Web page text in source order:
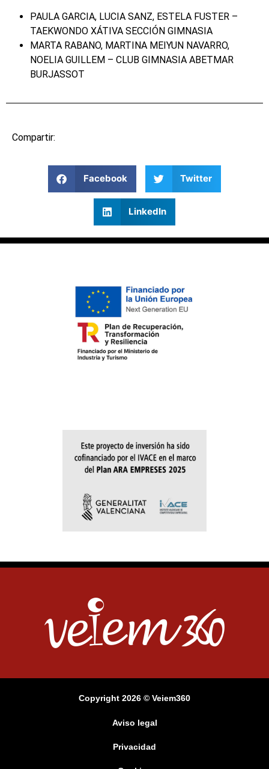
PAULA GARCIA, LUCIA SANZ, ESTELA FUSTER –
TAEKWONDO XÁTIVA SECCIÓN GIMNASIA
MARTA RABANO, MARTINA MEIYUN NAVARRO,
NOELIA GUILLEM – CLUB GIMNASIA ABETMAR
BURJASSOT
Compartir:
Facebook Twitter
LinkedIn
Copyright 2026 © Veiem360
Aviso legal
Privacidad